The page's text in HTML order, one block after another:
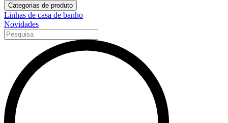
Categorias de produto
Linhas de casa de banho
Novidades